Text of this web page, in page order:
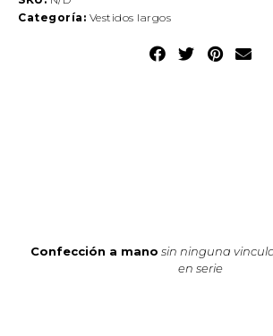
Categoría: Vestidos largos
Confección a mano sin ninguna
en serie